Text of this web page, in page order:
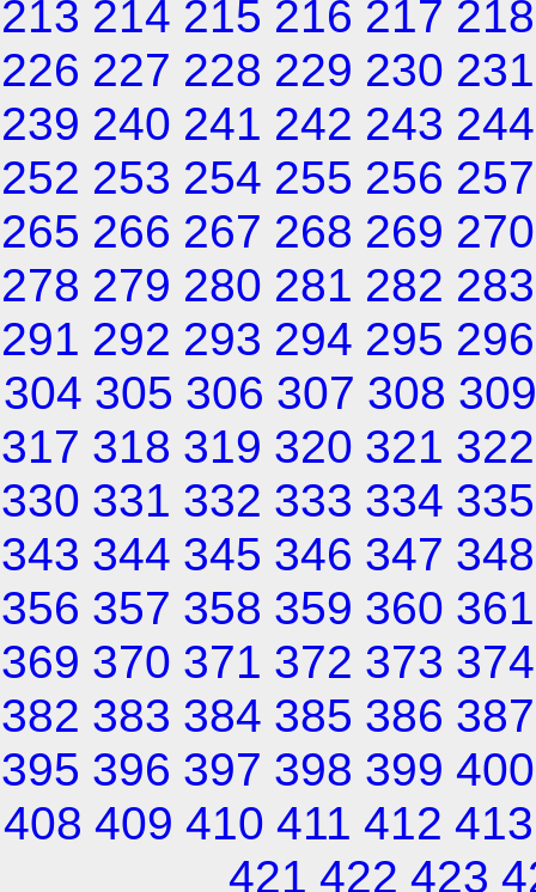
213 214 215 216 217 218
226 227 228 229 230 231
239 240 241 242 243 244
252 253 254 255 256 257
265 266 267 268 269 270
278 279 280 281 282 283
291 292 293 294 295 296
304 305 306 307 308 309
317 318 319 320 321 322
330 331 332 333 334 335
343 344 345 346 347 348
356 357 358 359 360 361
369 370 371 372 373 374
382 383 384 385 386 387
395 396 397 398 399 400
408 409 410 411 412 413
421 422 423